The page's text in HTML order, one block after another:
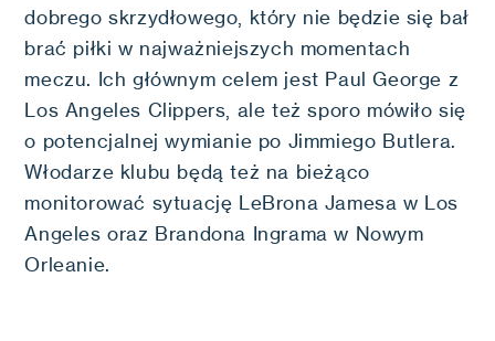
dobrego skrzydłowego, który nie będzie się bał
brać piłki w najważniejszych momentach
meczu. Ich głównym celem jest Paul George z
Los Angeles Clippers, ale też sporo mówiło się
o potencjalnej wymianie po Jimmiego Butlera.
Włodarze klubu będą też na bieżąco
monitorować sytuację LeBrona Jamesa w Los
Angeles oraz Brandona Ingrama w Nowym
Orleanie.